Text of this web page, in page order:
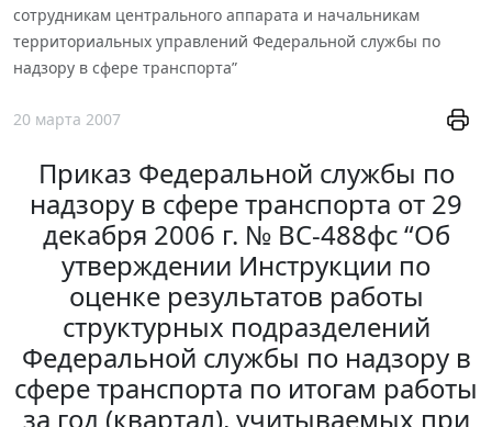
сотрудникам центрального аппарата и начальникам
территориальных управлений Федеральной службы по
надзору в сфере транспорта”
20 марта 2007
Приказ Федеральной службы по
надзору в сфере транспорта от 29
декабря 2006 г. № ВС-488фс “Об
утверждении Инструкции по
оценке результатов работы
структурных подразделений
Федеральной службы по надзору в
сфере транспорта по итогам работы
за год (квартал), учитываемых при